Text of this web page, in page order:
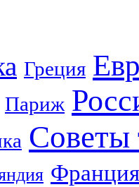
Греция
Париж
Советы
Франция